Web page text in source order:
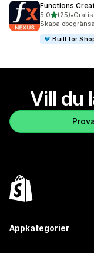
Functions
5,0av 5 stjärnor
(25)
25 recensioner
•
Skapa
Built for
Vill du
Appkategorier